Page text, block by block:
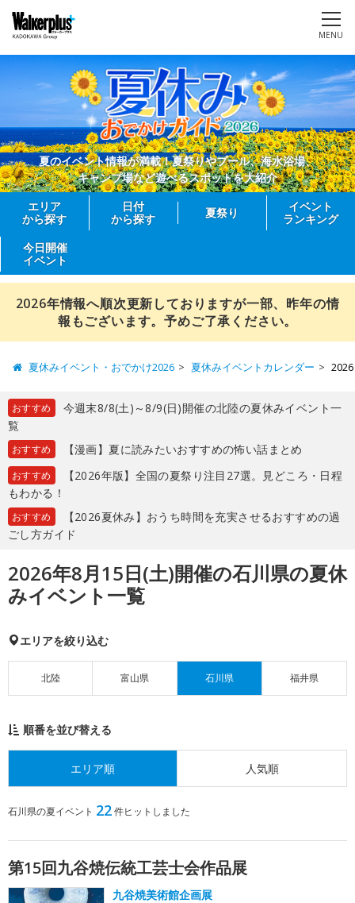
MENU
夏のイベント情報が満載！夏祭りやプール、海水浴場、
キャンプ場など遊べるスポットを大紹介
エリア
から探す
日付
から探す
夏祭り
イベント
ランキング
今日開催
イベント
2026年情報へ順次更新しておりますが一部、昨年の情
報もございます。予めご了承ください。
夏休みイベント・おでかけ2026 夏休みイベントカレンダー
おすすめ
今週末8/8(土)～8/9(日)開催の北陸の夏休みイベント一
覧
おすすめ 【漫画】夏に読みたいおすすめの怖い話まとめ
おすすめ
【2026年版】全国の夏祭り注目27選。見どころ・日程
もわかる！
おすすめ
【2026夏休み】おうち時間を充実させるおすすめの過
ごし方ガイド
2026年8月15日(土)開催の石川県の夏休
みイベント一覧
エリアを絞り込む
北陸 富山県 石川県 福井県
順番を並び替える
エリア順 人気順
石川県の夏イベント 22件ヒットしました
第15回九谷焼伝統工芸士会作品展
九谷焼美術館企画展